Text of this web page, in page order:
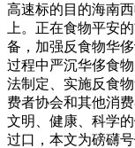
高速标的目的海南
上。正在食物平安
备，加强反食物华
过程中严沉华侈食
法制定、实施反食
费者协会和其他消
文明、健康、科学
过口，本文为磅礴